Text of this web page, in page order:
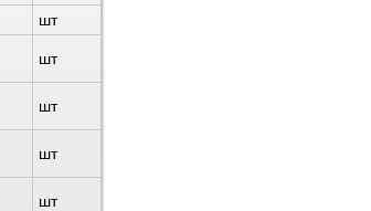
шт
шт
шт
шт
шт